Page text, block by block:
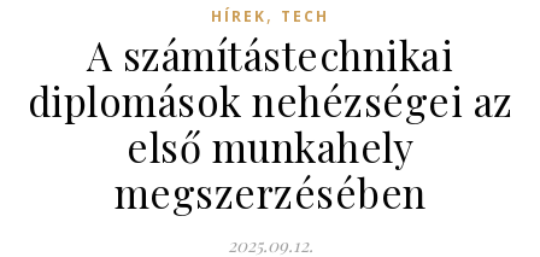
HÍREK, TECH
A számítástechnikai
diplomások nehézségei az
első munkahely
megszerzésében
2025.09.12.